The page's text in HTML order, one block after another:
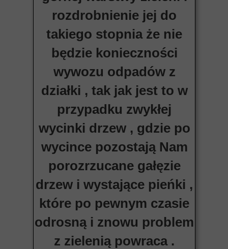
rozdrobnienie jej do
takiego stopnia że nie
będzie konieczności
wywozu odpadów z
działki , tak jak jest to w
przypadku zwykłej
wycinki drzew , gdzie po
wycince pozostają Nam
porozrzucane gałęzie
drzew i wystające pieńki ,
które po pewnym czasie
odrosną i znowu problem
z zielenią powraca .